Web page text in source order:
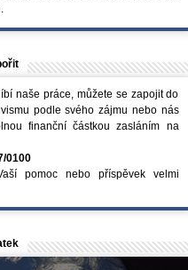
naše práce, můžete se zapojit do
podle svého zájmu nebo nás
finanční částkou zasláním na
0100
pomoc nebo příspěvek velmi